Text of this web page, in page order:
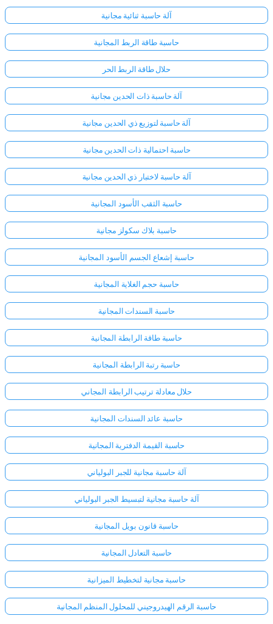
لا
توجد
أسئلة
بعد
اطرح
سؤالك
الأول
آلة حاسبة ثنائية مجانية
حاسبة طاقة الربط المجانية
حلال طاقة الربط الحر
آلة حاسبة ذات الحدين مجانية
آلة حاسبة لتوزيع ذي الحدين مجانية
حاسبة احتمالية ذات الحدين مجانية
آلة حاسبة لاختبار ذي الحدين مجانية
حاسبة الثقب الأسود المجانية
حاسبة بلاك سكولز مجانية
حاسبة إشعاع الجسم الأسود المجانية
حاسبة حجم الغلاية المجانية
حاسبة السندات المجانية
حاسبة طاقة الرابطة المجانية
حاسبة رتبة الرابطة المجانية
حلال معادلة ترتيب الرابطة المجاني
حاسبة عائد السندات المجانية
حاسبة القيمة الدفترية المجانية
آلة حاسبة مجانية للجبر البولياني
آلة حاسبة مجانية لتبسيط الجبر البولياني
حاسبة قانون بويل المجانية
حاسبة التعادل المجانية
حاسبة مجانية لتخطيط الميزانية
حاسبة الرقم الهيدروجيني للمحلول المنظم المجانية